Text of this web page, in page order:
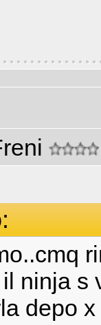
ninja s
depo